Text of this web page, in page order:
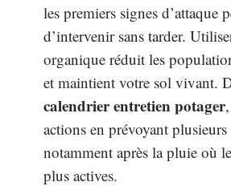
les premiers signes d’attaque
d’intervenir sans tarder.
organique réduit les
et maintient votre sol vivant.
calendrier entretien potager
actions en prévoyant plusieurs
notamment après la pluie où
plus actives.